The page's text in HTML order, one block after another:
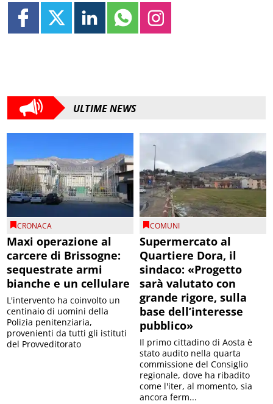
ULTIME NEWS
CRONACA
Maxi operazione al
carcere di Brissogne:
sequestrate armi
bianche e un cellulare
L'intervento ha coinvolto un
centinaio di uomini della
Polizia penitenziaria,
provenienti da tutti gli istituti
del Provveditorato
COMUNI
Supermercato al
Quartiere Dora, il
sindaco: «Progetto
sarà valutato con
grande rigore, sulla
base dell’interesse
pubblico»
Il primo cittadino di Aosta è
stato audito nella quarta
commissione del Consiglio
regionale, dove ha ribadito
come l'iter, al momento, sia
ancora ferm...